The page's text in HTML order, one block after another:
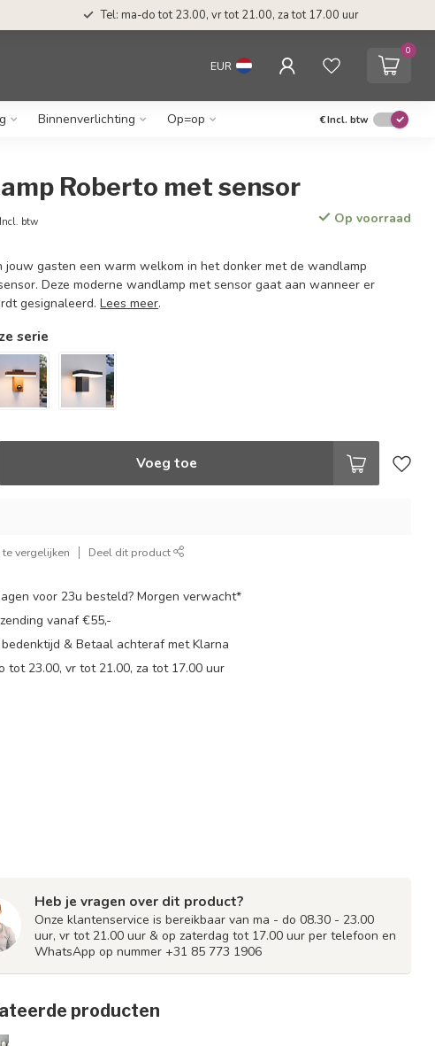
Tel: ma-do tot 23.00, vr tot 21.00, za tot 17.00 uur
EUR
0
Binnenverlichting Op=op €Incl. btw
Roberto met sensor
Incl. btw Op voorraad
jouw gasten een warm welkom in het donker met de wandlamp
Deze moderne wandlamp met sensor gaat aan wanneer er
gesignaleerd.Lees meer.
serie
Voeg toe
vergelijken Deel dit product
voor 23u besteld? Morgen verwacht*
vanaf €55,-
& Betaal achteraf met Klarna
tot 23.00, vr tot 21.00, za tot 17.00 uur
Heb je vragen over dit product?
Onze klantenservice is bereikbaar van ma - do 08.30 - 23.00
uur, vr tot 21.00 uur & op zaterdag tot 17.00 uur per telefoon en
WhatsApp op nummer +31 85 773 1906
producten